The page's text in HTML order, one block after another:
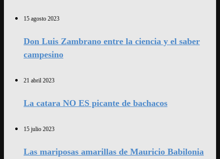
15 agosto 2023
Don Luis Zambrano entre la ciencia y el saber
campesino
21 abril 2023
La catara NO ES picante de bachacos
15 julio 2023
Las mariposas amarillas de Mauricio Babilonia